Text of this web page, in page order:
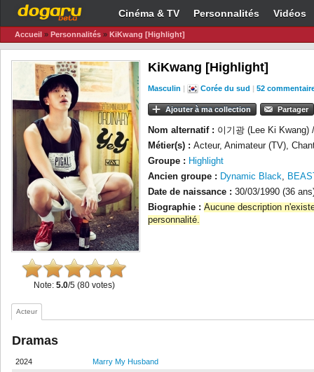
Cinéma & TV Personnalités Vidéos
Accueil » Personnalités » KiKwang [Highlight]
Note: 5.0/5 (80 votes)
KiKwang [Highlight]
Masculin | Corée du sud | 52
Ajouter à ma collection Partager
Nom alternatif : 이기광 (Lee Ki Kwang)
Métier(s) : Acteur, Animateur (TV),
Groupe : Highlight
Ancien groupe : Dynamic Black,
Date de naissance : 30/03/1990 (36
Biographie : Aucune description
personnalité.
Acteur
Dramas
2024
Marry My Husband